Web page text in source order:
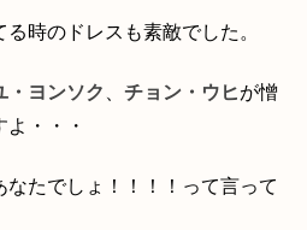
時のドレスも素敵でした。
・ヨンソク チョン・ウヒが憎
・・・
たでしょ！！！！って言って